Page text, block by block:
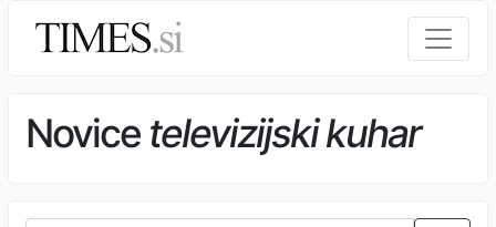
Novice televizijski kuhar